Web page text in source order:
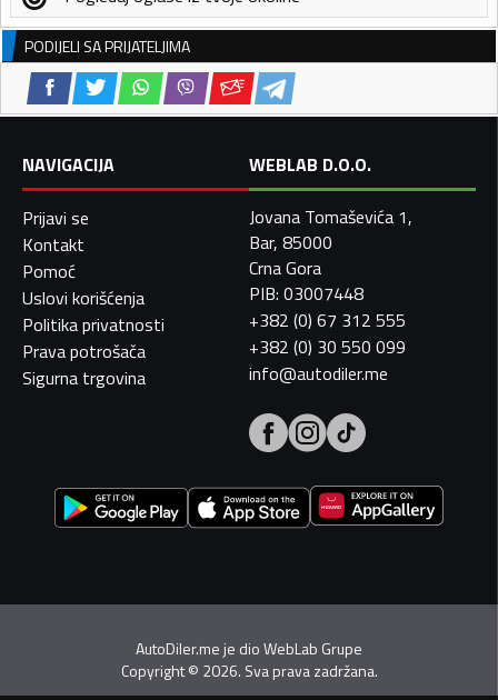
PODIJELI SA PRIJATELJIMA
NAVIGACIJA
Prijavi se
Kontakt
Pomoć
Uslovi korišćenja
Politika privatnosti
Prava potrošača
Sigurna trgovina
WEBLAB D.O.O.
Jovana Tomaševića 1,
Bar, 85000
Crna Gora
PIB: 03007448
+382 (0) 67 312 555
+382 (0) 30 550 099
info@autodiler.me
AutoDiler.me je dioWebLab Grupe
Copyright© 2026. Sva prava zadržana.